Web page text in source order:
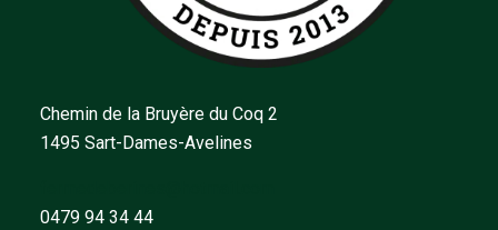
Chemin de la Bruyère du Coq 2
1495 Sart-Dames-Avelines
0479 94 34 44